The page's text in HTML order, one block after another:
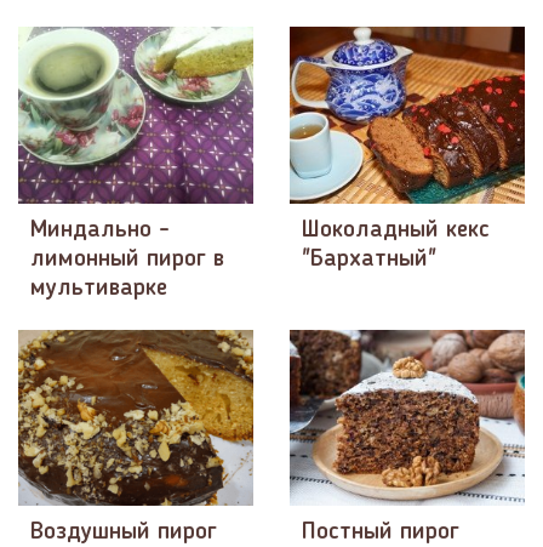
Миндально -
лимонный пирог в
мультиварке
Шоколадный кекс
"Бархатный"
Воздушный пирог
Постный пирог